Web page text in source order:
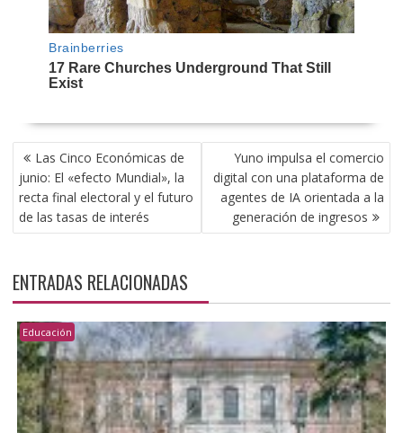
NAVEGACIÓN
DE
ENTRADAS
Las Cinco Económicas de
junio: El «efecto Mundial», la
recta final electoral y el futuro
de las tasas de interés
Yuno impulsa el comercio
digital con una plataforma de
agentes de IA orientada a la
generación de ingresos
ENTRADAS RELACIONADAS
Educación